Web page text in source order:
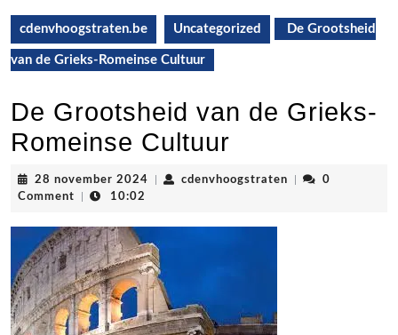
cdenvhoogstraten.be Uncategorized De Grootsheid
van de Grieks-Romeinse Cultuur
De Grootsheid van de Grieks-
Romeinse Cultuur
28 november 2024 28
cdenvhoogstraten cdenvhoogstraten
0
Comment
10:02